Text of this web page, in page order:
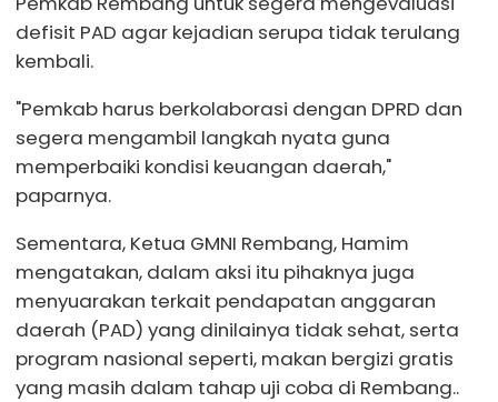
defisit PAD agar kejadian serupa tidak terulang
kembali.
"Pemkab harus berkolaborasi dengan DPRD dan
segera mengambil langkah nyata guna
memperbaiki kondisi keuangan daerah,"
paparnya.
Sementara, Ketua GMNI Rembang, Hamim
mengatakan, dalam aksi itu pihaknya juga
menyuarakan terkait pendapatan anggaran
daerah (PAD) yang dinilainya tidak sehat, serta
program nasional seperti, makan bergizi gratis
yang masih dalam tahap uji coba di Rembang..